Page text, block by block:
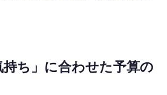
持ち」に合わせた予算の